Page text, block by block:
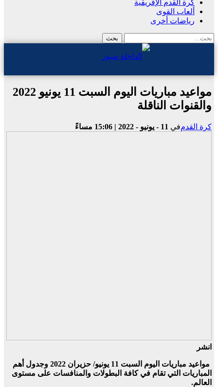
كرة القدم الإفريقية
ألعاب القوى
رياضات أخرى
مواعيد مباريات اليوم السبت 11 يونيو 2022
والقنوات الناقلة
كرة القدمفي 11 - يونيو - 2022 | 15:06 مساءً
انشر
مواعيد مباريات اليوم السبت 11 يونيو/ حزيران 2022 وجدول أهم
المباريات التي تقام في كافة البطولات والمنافسات على مستوى
العالم.